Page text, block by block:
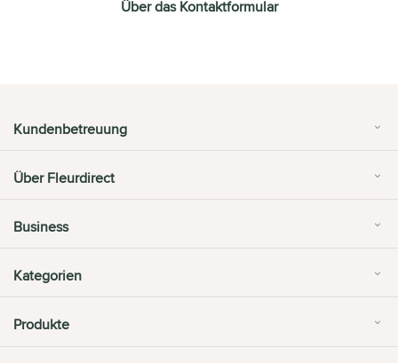
Über das Kontaktformular
Kundenbetreuung
Über Fleurdirect
Business
Kategorien
Produkte